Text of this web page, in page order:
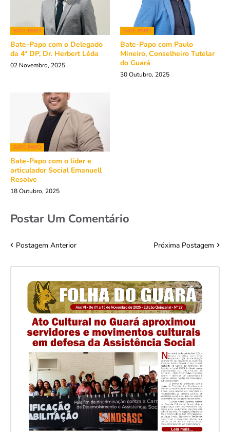
BATE PAPO
Bate-Papo com o Delegado
da 4ª DP, Dr. Herbert Léda
02 Novembro, 2025
BATE PAPO
Bate-Papo com Paulo
Mineiro, Conselheiro Tutelar
do Guará
30 Outubro, 2025
BATE PAPO
Bate-Papo com o líder e
articulador Social Emanuell
Resolve
18 Outubro, 2025
Postar Um Comentário
Postagem Anterior Próxima Postagem